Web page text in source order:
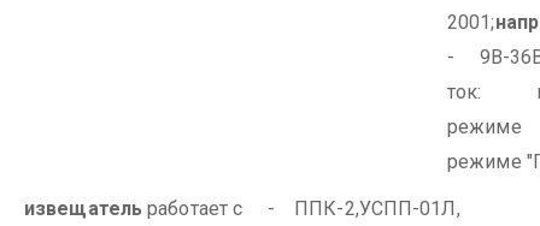
2001;
- 9В-
ток: в
режиме
режиме
извещатель работает с - ППК-2,УСПП-01Л,